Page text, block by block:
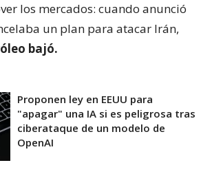
los mercados: cuando anunció
un plan para atacar Irán,
bajó.
Proponen ley en EEUU para
"apagar" una IA si es peligrosa tras
ciberataque de un modelo de
OpenAI